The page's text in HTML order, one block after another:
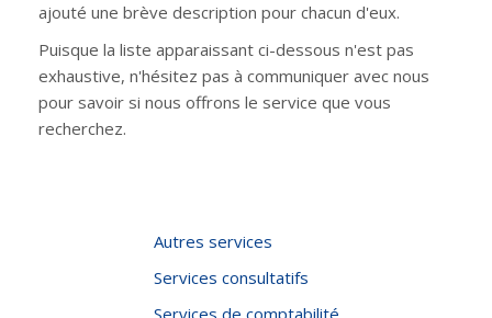
ajouté une brève description pour chacun d'eux.
Puisque la liste apparaissant ci-dessous n'est pas
exhaustive, n'hésitez pas à communiquer avec nous
pour savoir si nous offrons le service que vous
recherchez.
Autres services
Services consultatifs
Services de comptabilité